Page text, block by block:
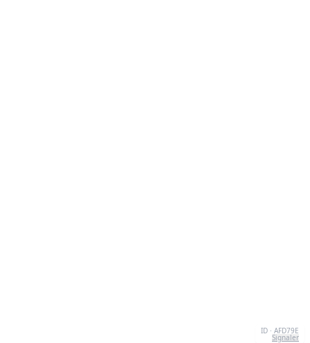
ID · AFD79E
Signaler